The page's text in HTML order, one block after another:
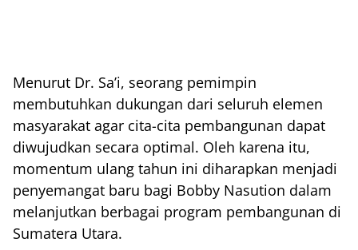
Menurut Dr. Sa’i, seorang pemimpin
membutuhkan dukungan dari seluruh elemen
masyarakat agar cita-cita pembangunan dapat
diwujudkan secara optimal. Oleh karena itu,
momentum ulang tahun ini diharapkan menjadi
penyemangat baru bagi Bobby Nasution dalam
melanjutkan berbagai program pembangunan di
Sumatera Utara.